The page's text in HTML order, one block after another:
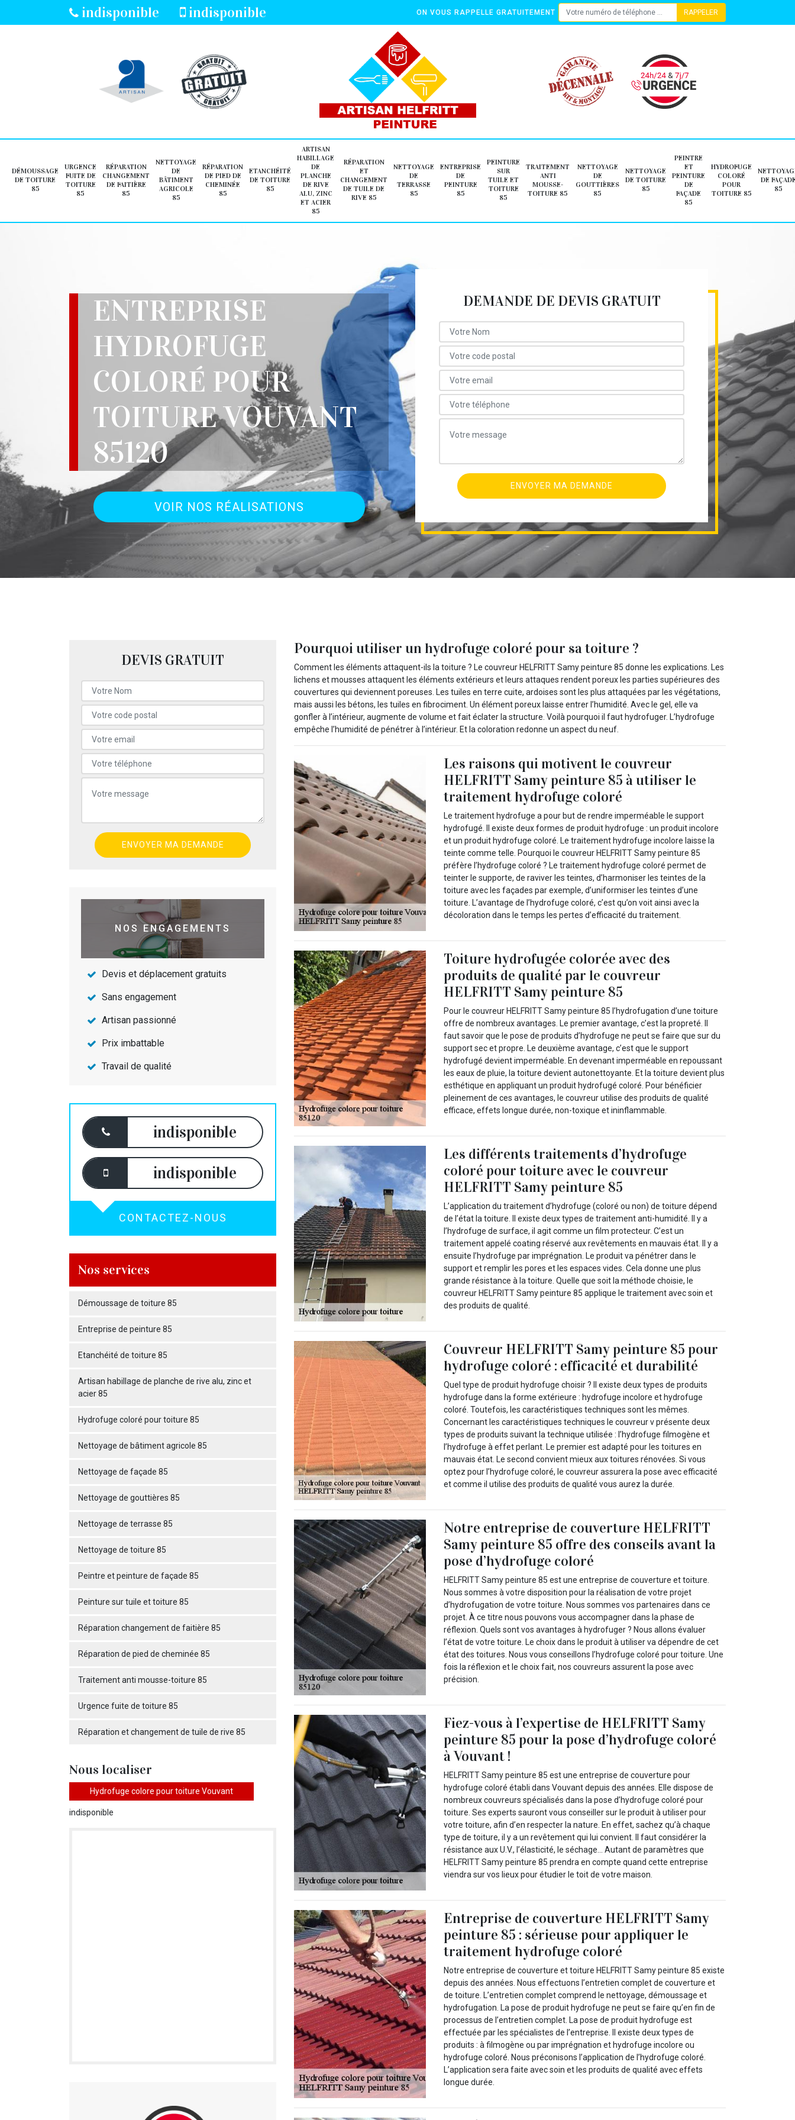
indisponible indisponible ON VOUS RAPPELLE GRATUITEMENT
DÉMOUSSAGE
DE TOITURE
85
URGENCE
FUITE DE
TOITURE
85
RÉPARATION
CHANGEMENT
DE FAITIÈRE
85
NETTOYAGE
DE
BÂTIMENT
AGRICOLE
85
RÉPARATION
DE PIED DE
CHEMINÉE
85
ETANCHÉITÉ
DE TOITURE
85
ARTISAN
HABILLAGE
DE
PLANCHE
DE RIVE
ALU, ZINC
ET ACIER
85
RÉPARATION
ET
CHANGEMENT
DE TUILE DE
RIVE 85
NETTOYAGE
DE
TERRASSE
85
ENTREPRISE
DE
PEINTURE
85
PEINTURE
SUR
TUILE ET
TOITURE
85
TRAITEMENT
ANTI
MOUSSE-
TOITURE 85
NETTOYAGE
DE
GOUTTIÈRES
85
NETTOYAGE
DE TOITURE
85
PEINTRE
ET
PEINTURE
DE
FAÇADE
85
HYDROFUGE
COLORÉ
POUR
TOITURE 85
DE
85
ENTREPRISE
HYDROFUGE
COLORÉ POUR
TOITURE VOUVANT
85120
VOIR NOS RÉALISATIONS
DEMANDE DE DEVIS GRATUIT
DEVIS GRATUIT
NOS ENGAGEMENTS
Devis et déplacement gratuits
Sans engagement
Artisan passionné
Prix imbattable
Travail de qualité
indisponible
indisponible
CONTACTEZ-NOUS
Nos services
Démoussage de toiture 85
Entreprise de peinture 85
Etanchéité de toiture 85
Artisan habillage de planche de rive alu, zinc et
acier 85
Hydrofuge coloré pour toiture 85
Nettoyage de bâtiment agricole 85
Nettoyage de façade 85
Nettoyage de gouttières 85
Nettoyage de terrasse 85
Nettoyage de toiture 85
Peintre et peinture de façade 85
Peinture sur tuile et toiture 85
Réparation changement de faitière 85
Réparation de pied de cheminée 85
Traitement anti mousse-toiture 85
Urgence fuite de toiture 85
Réparation et changement de tuile de rive 85
Nous localiser
Hydrofuge colore pour toiture Vouvant
indisponible
Pourquoi utiliser un hydrofuge coloré pour sa toiture ?
Comment les éléments attaquent-ils la toiture ? Le couvreur HELFRITT Samy peinture 85 donne les explications. Les
lichens et mousses attaquent les éléments extérieurs et leurs attaques rendent poreux les parties supérieures des
couvertures qui deviennent poreuses. Les tuiles en terre cuite, ardoises sont les plus attaquées par les végétations,
mais aussi les bétons, les tuiles en fibrociment. Un élément poreux laisse entrer l’humidité. Avec le gel, elle va
gonfler à l’intérieur, augmente de volume et fait éclater la structure. Voilà pourquoi il faut hydrofuger. L’hydrofuge
empêche l’humidité de pénétrer à l’intérieur. Et la coloration redonne un aspect du neuf.
Les raisons qui motivent le couvreur
HELFRITT Samy peinture 85 à utiliser le
traitement hydrofuge coloré
Le traitement hydrofuge a pour but de rendre imperméable le support
hydrofugé. Il existe deux formes de produit hydrofuge : un produit incolore
et un produit hydrofuge coloré. Le traitement hydrofuge incolore laisse la
teinte comme telle. Pourquoi le couvreur HELFRITT Samy peinture 85
préfère l’hydrofuge coloré ? Le traitement hydrofuge coloré permet de
teinter le supporte, de raviver les teintes, d’harmoniser les teintes de la
toiture avec les façades par exemple, d’uniformiser les teintes d’une
toiture. L’avantage de l’hydrofuge coloré, c’est qu’on voit ainsi avec la
décoloration dans le temps les pertes d’efficacité du traitement.
Toiture hydrofugée colorée avec des
produits de qualité par le couvreur
HELFRITT Samy peinture 85
Pour le couvreur HELFRITT Samy peinture 85 l’hydrofugation d’une toiture
offre de nombreux avantages. Le premier avantage, c’est la propreté. Il
faut savoir que le pose de produits d’hydrofuge ne peut se faire que sur du
support sec et propre. Le deuxième avantage, c’est que le support
hydrofugé devient imperméable. En devenant imperméable en repoussant
les eaux de pluie, la toiture devient autonettoyante. Et la toiture devient plus
esthétique en appliquant un produit hydrofugé coloré. Pour bénéficier
pleinement de ces avantages, le couvreur utilise des produits de qualité
efficace, effets longue durée, non-toxique et ininflammable.
Les différents traitements d’hydrofuge
coloré pour toiture avec le couvreur
HELFRITT Samy peinture 85
L’application du traitement d’hydrofuge (coloré ou non) de toiture dépend
de l’état la toiture. Il existe deux types de traitement anti-humidité. Il y a
l’hydrofuge de surface, il agit comme un film protecteur. C’est un
traitement appelé coating réservé aux revêtements en mauvais état. Il y a
ensuite l’hydrofuge par imprégnation. Le produit va pénétrer dans le
support et remplir les pores et les espaces vides. Cela donne une plus
grande résistance à la toiture. Quelle que soit la méthode choisie, le
couvreur HELFRITT Samy peinture 85 applique le traitement avec soin et
des produits de qualité.
Couvreur HELFRITT Samy peinture 85 pour
hydrofuge coloré : efficacité et durabilité
Quel type de produit hydrofuge choisir ? Il existe deux types de produits
hydrofuge dans la forme extérieure : hydrofuge incolore et hydrofuge
coloré. Toutefois, les caractéristiques techniques sont les mêmes.
Concernant les caractéristiques techniques le couvreur v présente deux
types de produits suivant la technique utilisée : l’hydrofuge filmogène et
l’hydrofuge à effet perlant. Le premier est adapté pour les toitures en
mauvais état. Le second convient mieux aux toitures rénovées. Si vous
optez pour l’hydrofuge coloré, le couvreur assurera la pose avec efficacité
et comme il utilise des produits de qualité vous aurez la durée.
Notre entreprise de couverture HELFRITT
Samy peinture 85 offre des conseils avant la
pose d’hydrofuge coloré
HELFRITT Samy peinture 85 est une entreprise de couverture et toiture.
Nous sommes à votre disposition pour la réalisation de votre projet
d’hydrofugation de votre toiture. Nous sommes vos partenaires dans ce
projet. À ce titre nous pouvons vous accompagner dans la phase de
réflexion. Quels sont vos avantages à hydrofuger ? Nous allons évaluer
l’état de votre toiture. Le choix dans le produit à utiliser va dépendre de cet
état des toitures. Nous vous conseillons l’hydrofuge coloré pour toiture. Une
fois la réflexion et le choix fait, nos couvreurs assurent la pose avec
précision.
Fiez-vous à l’expertise de HELFRITT Samy
peinture 85 pour la pose d’hydrofuge coloré
à Vouvant !
HELFRITT Samy peinture 85 est une entreprise de couverture pour
hydrofuge coloré établi dans Vouvant depuis des années. Elle dispose de
nombreux couvreurs spécialisés dans la pose d’hydrofuge coloré pour
toiture. Ses experts sauront vous conseiller sur le produit à utiliser pour
votre toiture, afin d’en respecter la nature. En effet, sachez qu’à chaque
type de toiture, il y a un revêtement qui lui convient. Il faut considérer la
résistance aux U.V., l’élasticité, le séchage… Autant de paramètres que
HELFRITT Samy peinture 85 prendra en compte quand cette entreprise
viendra sur vos lieux pour étudier le toit de votre maison.
Entreprise de couverture HELFRITT Samy
peinture 85 : sérieuse pour appliquer le
traitement hydrofuge coloré
Notre entreprise de couverture et toiture HELFRITT Samy peinture 85 existe
depuis des années. Nous effectuons l’entretien complet de couverture et
de toiture. L’entretien complet comprend le nettoyage, démoussage et
hydrofugation. La pose de produit hydrofuge ne peut se faire qu’en fin de
processus de l’entretien complet. La pose de produit hydrofuge est
effectuée par les spécialistes de l’entreprise. Il existe deux types de
produits : à filmogène ou par imprégnation et hydrofuge incolore ou
hydrofuge coloré. Nous préconisons l’application de l’hydrofuge coloré.
L’application sera faite avec soin et les produits de qualité avec effets
longue durée.